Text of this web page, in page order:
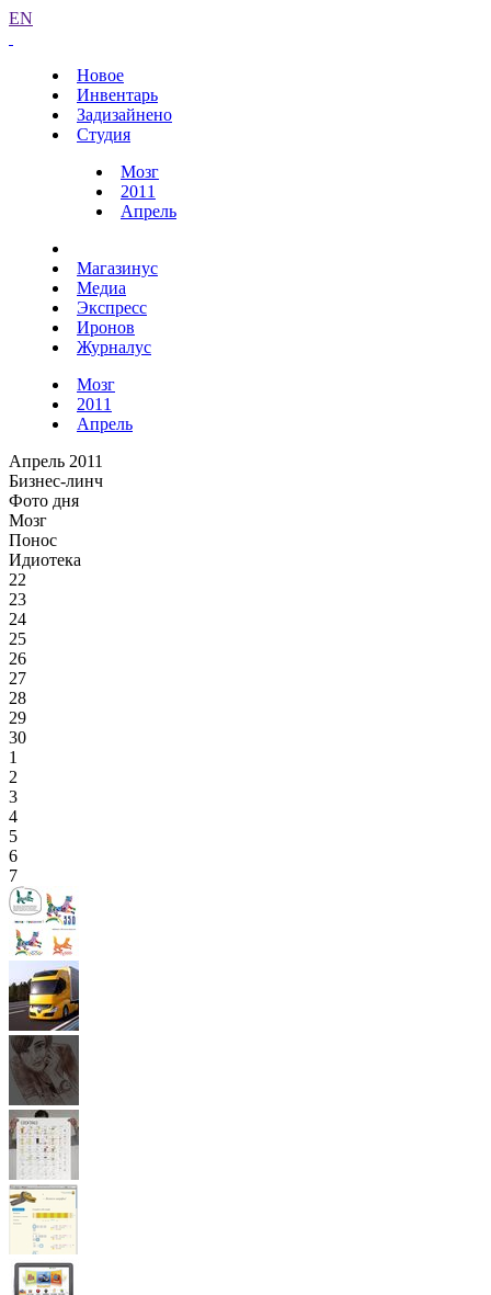
EN
Новое
Инвентарь
Задизайнено
Студия
Мозг
2011
Апрель
Магазинус
Медиа
Экспресс
Иронов
Журналус
Мозг
2011
Апрель
Апрель 2011
Бизнес-линч
Фото дня
Мозг
Понос
Идиотека
22
23
24
25
26
27
28
29
30
1
2
3
4
5
6
7